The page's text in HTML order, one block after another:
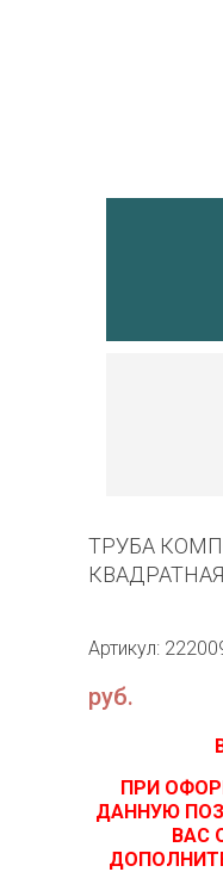
ТРУБА
Артикул:
руб.
ПРИ
ДАННУЮ
ВАС